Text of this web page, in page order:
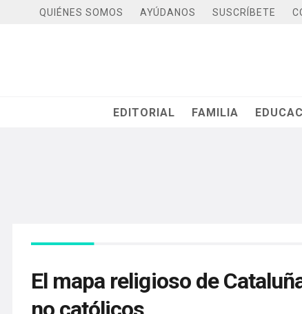
QUIÉNES SOMOS AYÚDANOS SUSCRÍBETE
EDITORIAL FAMILIA
El mapa religioso de